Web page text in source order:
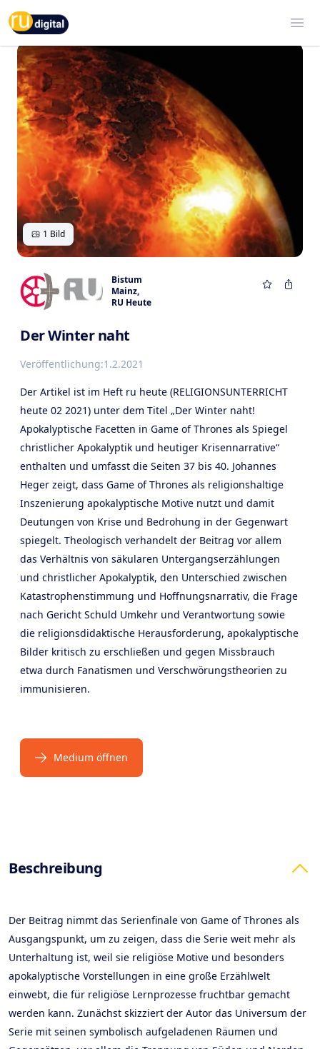
RU-digital
1 Bild
Bistum
Mainz,
RU Heute
Der Winter naht
Veröffentlichung:1.2.2021
Der Artikel ist im Heft ru heute (RELIGIONSUNTERRICHT
heute 02 2021) unter dem Titel „Der Winter naht!
Apokalyptische Facetten in Game of Thrones als Spiegel
christlicher Apokalyptik und heutiger Krisennarrative“
enthalten und umfasst die Seiten 37 bis 40. Johannes
Heger zeigt, dass Game of Thrones als religionshaltige
Inszenierung apokalyptische Motive nutzt und damit
Deutungen von Krise und Bedrohung in der Gegenwart
spiegelt. Theologisch verhandelt der Beitrag vor allem
das Verhältnis von säkularen Untergangserzählungen
und christlicher Apokalyptik, den Unterschied zwischen
Katastrophenstimmung und Hoffnungsnarrativ, die Frage
nach Gericht Schuld Umkehr und Verantwortung sowie
die religionsdidaktische Herausforderung, apokalyptische
Bilder kritisch zu erschließen und gegen Missbrauch
etwa durch Fanatismen und Verschwörungstheorien zu
immunisieren.
Medium öffnen
Products
Beschreibung
Der Beitrag nimmt das Serienfinale von Game of Thrones als
Ausgangspunkt, um zu zeigen, dass die Serie weit mehr als
Unterhaltung ist, weil sie religiöse Motive und besonders
apokalyptische Vorstellungen in eine große Erzählwelt
einwebt, die für religiöse Lernprozesse fruchtbar gemacht
werden kann. Zunächst skizziert der Autor das Universum der
Serie mit seinen symbolisch aufgeladenen Räumen und